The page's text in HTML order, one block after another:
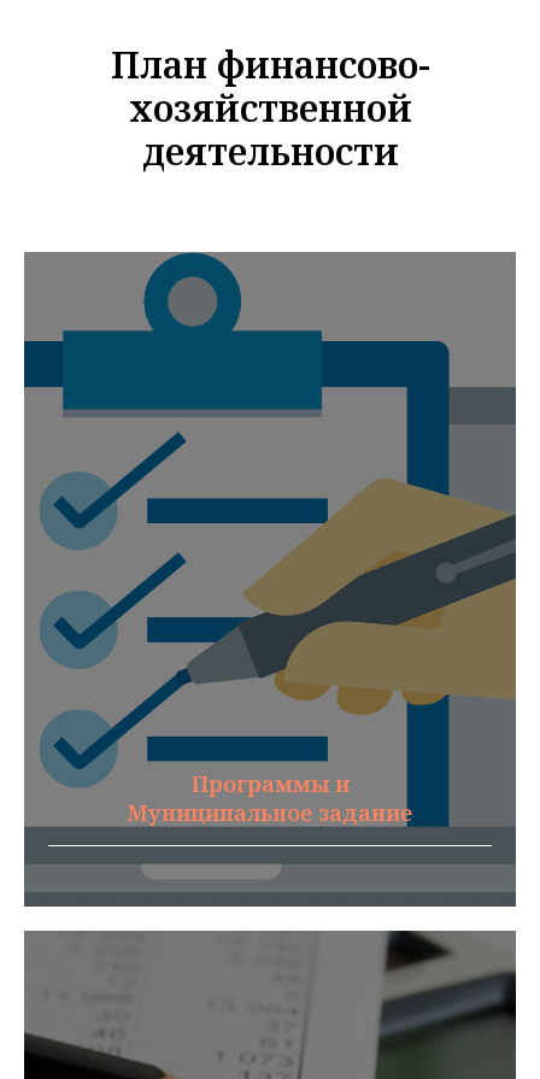
План финансово-
хозяйственной
деятельности
Программы и
Муниципальное задание